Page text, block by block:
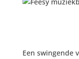
Een swingende